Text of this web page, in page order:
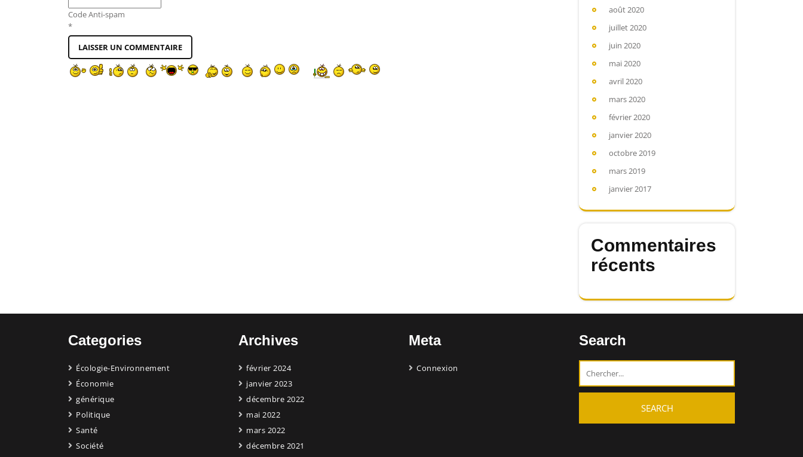
Code Anti-spam
*
août 2020
juillet 2020
juin 2020
mai 2020
avril 2020
mars 2020
février 2020
janvier 2020
octobre 2019
mars 2019
janvier 2017
Commentaires
récents
Categories
Écologie-Environnement
Économie
générique
Politique
Santé
Société
Archives
février 2024
janvier 2023
décembre 2022
mai 2022
mars 2022
décembre 2021
Meta
Connexion
Search